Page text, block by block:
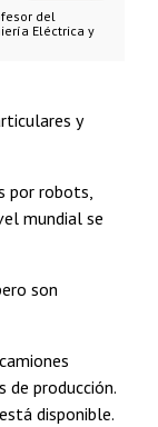
del
Eléctrica y
y
por robots,
mundial se
son
de producción.
disponible.